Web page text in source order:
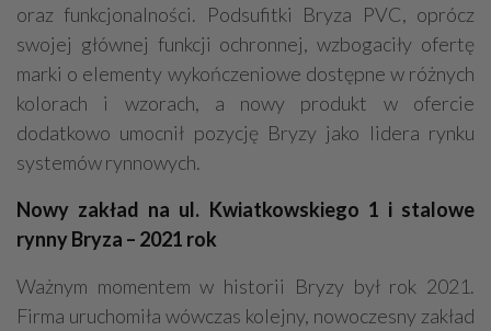
oraz funkcjonalności. Podsufitki Bryza PVC, oprócz
swojej głównej funkcji ochronnej, wzbogaciły ofertę
marki o elementy wykończeniowe dostępne w różnych
kolorach i wzorach, a nowy produkt w ofercie
dodatkowo umocnił pozycję Bryzy jako lidera rynku
systemów rynnowych.
Nowy zakład na ul. Kwiatkowskiego 1 i stalowe
rynny Bryza – 2021 rok
Ważnym momentem w historii Bryzy był rok 2021.
Firma uruchomiła wówczas kolejny, nowoczesny zakład